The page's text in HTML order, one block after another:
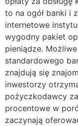
to na ogół banki i
internetowe
wygodny pakiet
pieniądze.
standardowego
znajdują się
inwestorzy
pożyczkodawcy
procentowe w
zaczynają